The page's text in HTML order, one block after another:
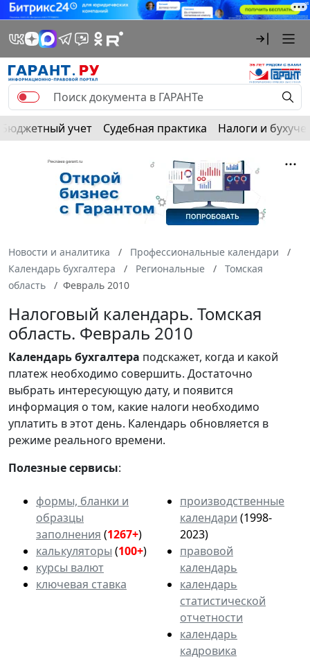
Бюджетный учет Судебная практика Налоги и
Новости и аналитика
Профессиональные календари
Календарь бухгалтера
Региональные
Томская
область
Февраль 2010
Налоговый календарь. Томская
область. Февраль 2010
Календарьбухгалтера подскажет, когда и какой
платеж необходимо совершить. Достаточно
выбрать интересующую дату, и появится
информация о том, какие налоги необходимо
уплатить в этот день. Календарь обновляется в
режиме реального времени.
Полезные сервисы:
формы, бланки и
образцы
заполнения (1267+)
калькуляторы (100+)
курсы валют
ключевая ставка
производственные
календари (1998-
2023)
правовой
календарь
календарь
статистической
отчетности
календарь
кадровика